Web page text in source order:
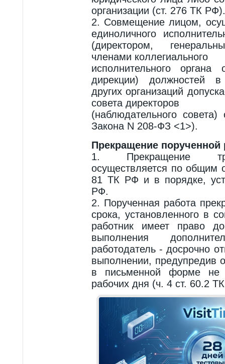
организации (ст. 276 ТК РФ).
2. Совмещение лицом,
единоличного
(директором,
членами коллегиального
исполнительного органа
дирекции) должностей
других организаций
совета директоров
(наблюдательного
Закона N 208-ФЗ <1>).
Прекращение порученной
1. Прекращение
осуществляется по общим
81 ТК РФ и в порядке,
РФ.
2. Порученная работа
срока, установленного в
работник имеет право
выполнения
работодатель - досрочно
выполнении, предупредив
в письменной форме
рабочих дня (ч. 4 ст. 60.2